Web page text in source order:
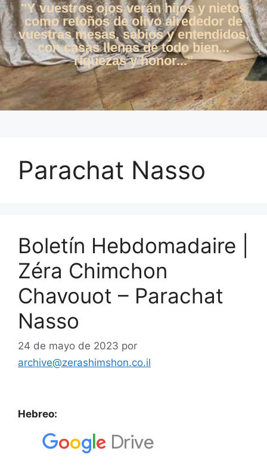
"Y vuestros ojos verán hijos y nietos
como retoños de olivo alrededor de
vuestras mesas, sabios y entendidos,
con casas llenas de todo bien...
riquezas y honor..."
Parachat Nasso
Boletín Hebdomadaire |
Zéra Chimchon
Chavouot – Parachat
Nasso
24 de mayo de 2023 por
archive@zerashimshon.co.il
Hebreo: